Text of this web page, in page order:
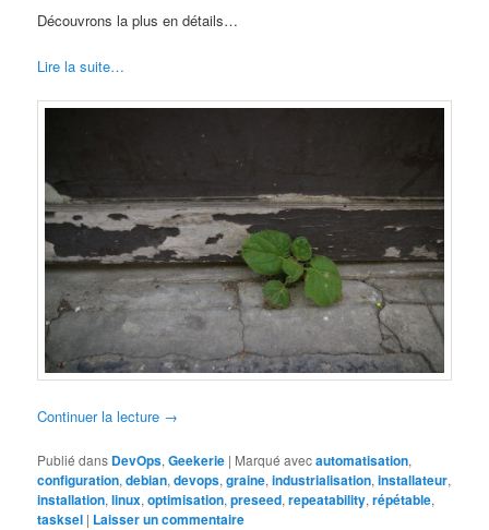
Découvrons la plus en détails…
Lire la suite…
Continuer la lecture →
Publié dans DevOps,Geekerie | Marqué avecautomatisation,
configuration,debian,devops,graine,industrialisation,installateur,
installation,linux,optimisation,preseed,repeatability,répétable,
tasksel | Laisser un commentaire